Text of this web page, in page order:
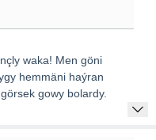
waka! Men göni
hemmäni haýran
gowy bolardy.